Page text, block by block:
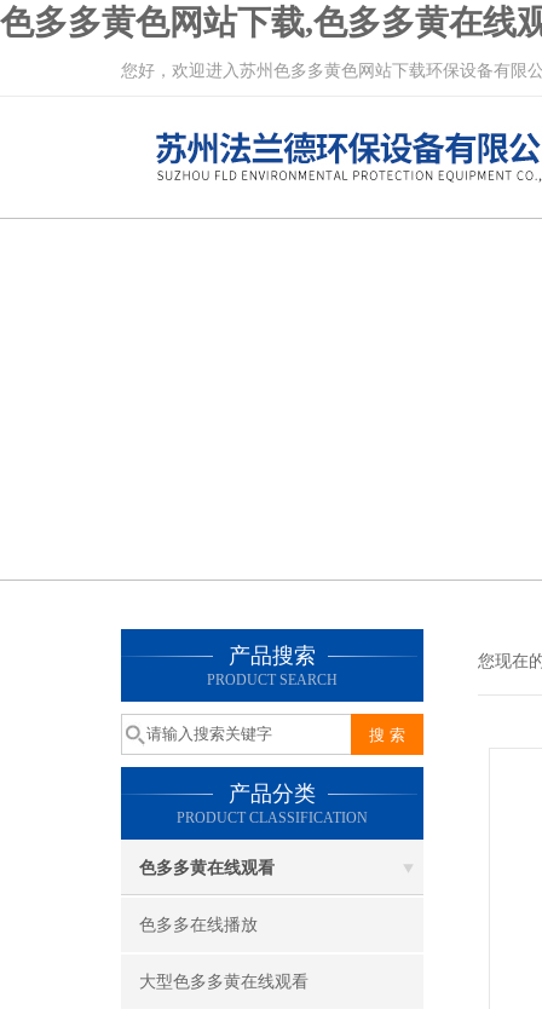
色多多黄色网站下载,色多多黄在线
您好，欢迎进入苏州色多多黄色网站下载环保设备有限公
产品搜索
PRODUCT SEARCH
产品分类
PRODUCT CLASSIFICATION
色多多黄在线观看
色多多在线播放
大型色多多黄在线观看
您现在的